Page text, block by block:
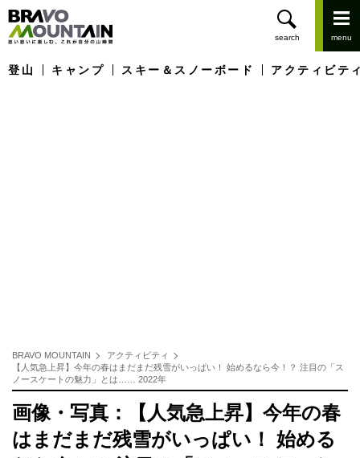
登山 キャンプ スキー＆スノーボード アクティビテ
BRAVO MOUNTAIN
アクティビティ
【人気急上昇】今年の春はまだまだ残雪がいっぱい！ 始めるなら今！？ 注目の「ス
ノースケートの魅力」とは…… 2022年
画像・写真：【人気急上昇】今年の春
はまだまだ残雪がいっぱい！ 始める